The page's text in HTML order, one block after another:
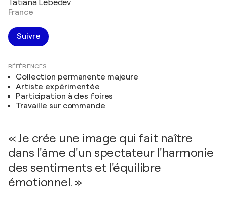
Tatiana Lebedev
France
Suivre
RÉFÉRENCES
Collection permanente majeure
Artiste expérimentée
Participation à des foires
Travaille sur commande
« Je crée une image qui fait naître
dans l'âme d'un spectateur l'harmonie
des sentiments et l'équilibre
émotionnel. »